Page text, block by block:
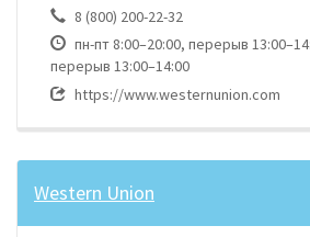
8 (800) 200-22-32
пн-пт 8:00–20:00, перерыв
перерыв 13:00–14:00
https://www.westernunion.com
Western Union